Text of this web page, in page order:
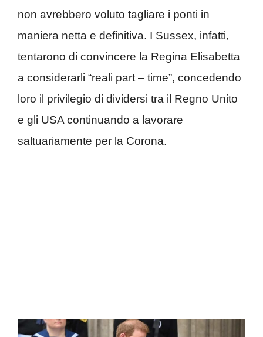
non avrebbero voluto tagliare i ponti in
maniera netta e definitiva. I Sussex, infatti,
tentarono di convincere la Regina Elisabetta
a considerarli “reali part – time”, concedendo
loro il privilegio di dividersi tra il Regno Unito
e gli USA continuando a lavorare
saltuariamente per la Corona.